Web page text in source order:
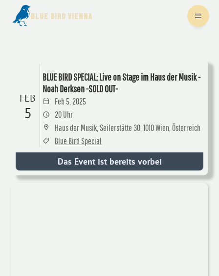
BLUE BIRD VIENNA
FEB
5
BLUE BIRD SPECIAL: Live on Stage im Haus der Musik -
Noah Derksen -SOLD OUT-
Feb 5, 2025
20 Uhr
Haus der Musik, Seilerstätte 30, 1010 Wien, Österreich
Blue Bird Special
Das Event ist bereits vorbei